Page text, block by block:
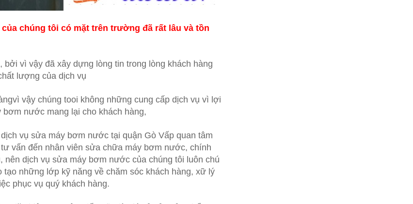
chúng tôi có mặt trên trường đã rất lâu và tồn
vì vậy đã xây dựng lòng tin trong lòng khách hàng
lượng của dịch vụ
vậy chúng tooi không những cung cấp dịch vụ vì lợi
nước mang lại cho khách hàng,
vụ sửa máy bơm nước tại quận Gò Vấp quan tâm
vấn đến nhân viên sửa chữa máy bơm nước, chính
dịch vụ sửa máy bơm nước của chúng tôi luôn chú
những lớp kỹ năng về chăm sóc khách hàng, xữ lý
phục vụ quý khách hàng.